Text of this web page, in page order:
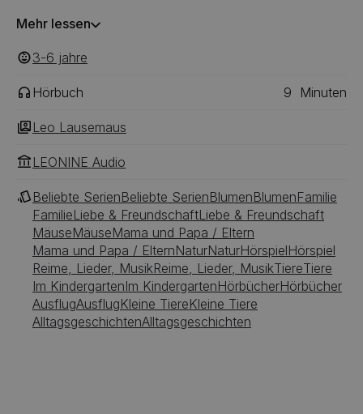
Lügengeschichten aus. Erst der Anblick eines
Mehr lessen
3-6 ‎‎ jahre
Hörbuch 9 Minuten
Leo Lausemaus
LEONINE Audio
Beliebte SerienBeliebte SerienBlumenBlumenFamilie
FamilieLiebe & FreundschaftLiebe & Freundschaft
MäuseMäuseMama und Papa / Eltern
Mama und Papa / ElternNaturNaturHörspielHörspiel
Reime, Lieder, MusikReime, Lieder, MusikTiereTiere
Im KindergartenIm KindergartenHörbücherHörbücher
AusflugAusflugKleine TiereKleine Tiere
AlltagsgeschichtenAlltagsgeschichten